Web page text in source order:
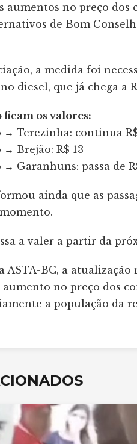
aumentos no preço dos
de Bom
a medida foi
diesel, que já chega a
os valores:
→ Terezinha: continua
→ Brejão: R$ 13
Garanhuns: passa de
ainda que as
a valer a partir da
ASTA-BC, a
aumento no preço dos
a população da